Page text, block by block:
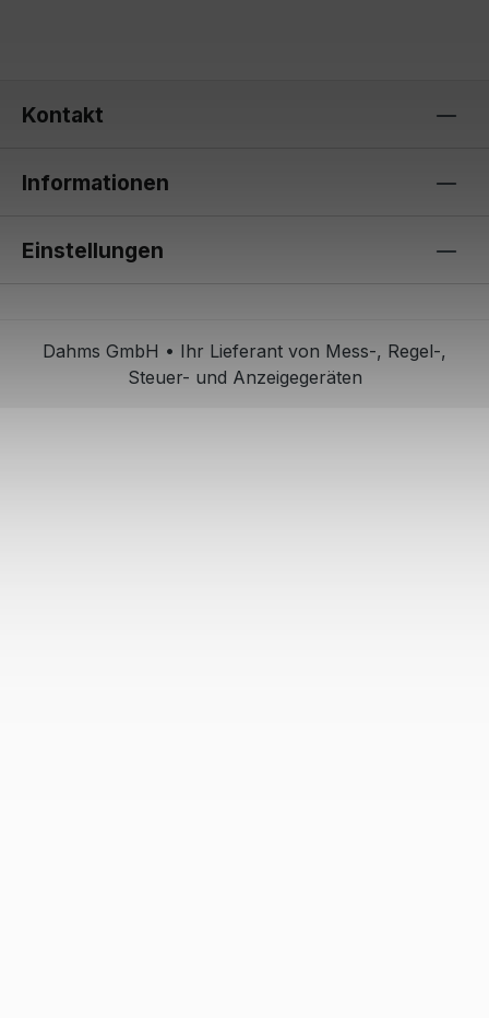
Kontakt
Informationen
Einstellungen
Dahms GmbH • Ihr Lieferant von Mess-, Regel-,
Steuer- und Anzeigegeräten